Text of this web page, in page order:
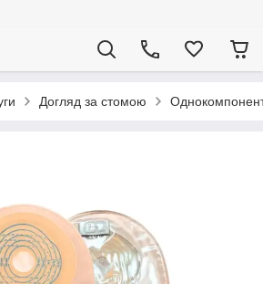
Догляд за стомою